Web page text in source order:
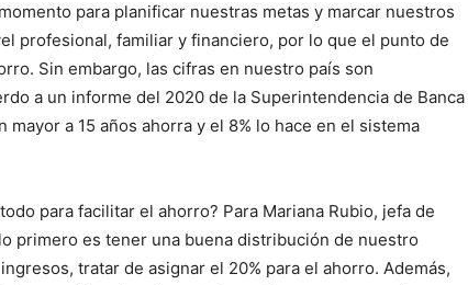
para planificar nuestras metas y marcar nuestros
profesional, familiar y financiero, por lo que el punto de
Sin embargo, las cifras en nuestro país son
a un informe del 2020 de la Superintendencia de Banca
a 15 años ahorra y el 8% lo hace en el sistema
para facilitar el ahorro? Para Mariana Rubio, jefa de
primero es tener una buena distribución de nuestro
tratar de asignar el 20% para el ahorro. Además,